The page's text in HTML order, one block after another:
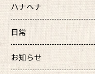
ハナヘナ
日常
お知らせ